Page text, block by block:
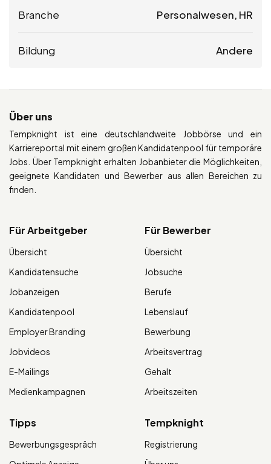
Branche Personalwesen, HR
Bildung Andere
Über uns
Tempknight ist eine deutschlandweite Jobbörse und ein
Karriereportal mit einem großen Kandidatenpool für temporäre
Jobs. Über Tempknight erhalten Jobanbieter die Möglichkeiten,
geeignete Kandidaten und Bewerber aus allen Bereichen zu
finden.
Für Arbeitgeber
Übersicht
Kandidatensuche
Jobanzeigen
Kandidatenpool
Employer Branding
Jobvideos
E-Mailings
Medienkampagnen
Für Bewerber
Übersicht
Jobsuche
Berufe
Lebenslauf
Bewerbung
Arbeitsvertrag
Gehalt
Arbeitszeiten
Tipps
Bewerbungsgespräch
Tempknight
Registrierung